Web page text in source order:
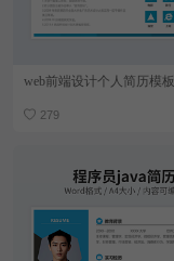
web前端设计个人简历模板
279